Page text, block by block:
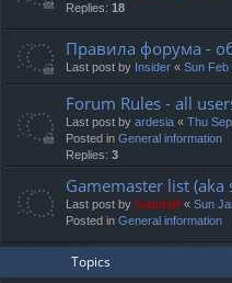
Replies: 18
Правила форума -
Last post by Insider « Sun Feb
Forum Rules - all
Last post by ardesia « Thu
Posted in General information
Replies: 3
Gamemaster list
Last post by Gandalf « Sun
Posted in General information
Topics